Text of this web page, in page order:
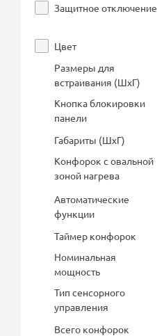
Защитное отключение
Цвет
Размеры для
встраивания (ШхГ)
Кнопка блокировки
панели
Габариты (ШхГ)
Конфорок с овальной
зоной нагрева
Автоматические
функции
Таймер конфорок
Номинальная
мощность
Тип сенсорного
управления
Всего конфорок